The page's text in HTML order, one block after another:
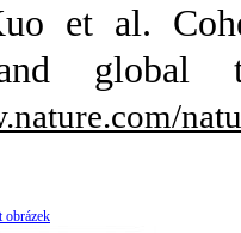
et al.
global
obrázek